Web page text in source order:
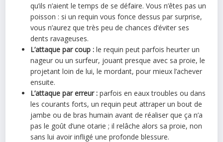
qu’ils n’aient le temps de se défaire. Vous n’êtes pas un
poisson : si un requin vous fonce dessus par surprise,
vous n’aurez que très peu de chances d’éviter ses
dents ravageuses.
L’attaque par coup : le requin peut parfois heurter un
nageur ou un surfeur, jouant presque avec sa proie, le
projetant loin de lui, le mordant, pour mieux l’achever
ensuite.
L’attaque par erreur : parfois en eaux troubles ou dans
les courants forts, un requin peut attraper un bout de
jambe ou de bras humain avant de réaliser que ça n’a
pas le goût d’une otarie ; il relâche alors sa proie, non
sans lui avoir infligé une profonde blessure.